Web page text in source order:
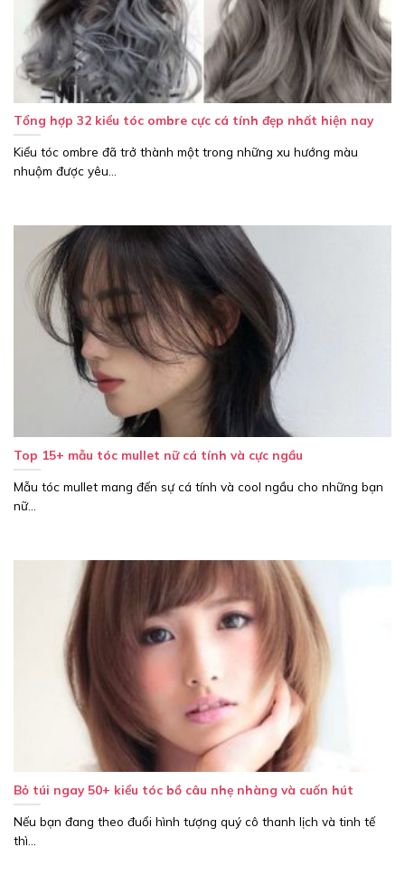
Tổng hợp 32 kiểu tóc ombre cực cá tính đẹp nhất hiện nay
Kiểu tóc ombre đã trở thành một trong những xu hướng màu
nhuộm được yêu...
Top 15+ mẫu tóc mullet nữ cá tính và cực ngầu
Mẫu tóc mullet mang đến sự cá tính và cool ngầu cho những bạn
nữ...
Bỏ túi ngay 50+ kiểu tóc bồ câu nhẹ nhàng và cuốn hút
Nếu bạn đang theo đuổi hình tượng quý cô thanh lịch và tinh tế
thì...